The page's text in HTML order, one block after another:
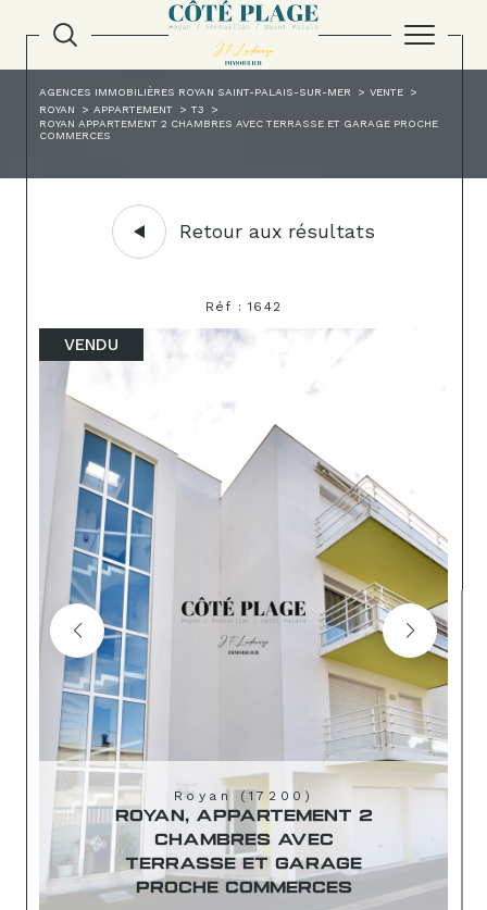
AGENCES IMMOBILIÈRES ROYAN SAINT-PALAIS-SUR-MER
VENTE
ROYAN
APPARTEMENT
T3
ROYAN APPARTEMENT 2 CHAMBRES AVEC TERRASSE ET GARAGE PROCHE
COMMERCES
Retour aux résultats
Réf : 1642
VENDU
Royan (17200)
ROYAN, APPARTEMENT 2
CHAMBRES AVEC
TERRASSE ET GARAGE
PROCHE COMMERCES